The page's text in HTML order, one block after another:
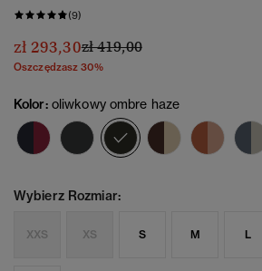
(9)
zł 293,30Cena obniżona od
zł 419,00do
Oszczędzasz 30%
Kolor: oliwkowy ombre haze
wybrano
Wybierz Rozmiar:
XXS XS S M L